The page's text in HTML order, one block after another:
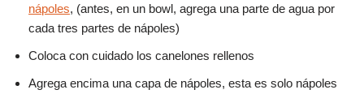
nápoles, (antes, en un bowl, agrega una parte de agua por
cada tres partes de nápoles)
Coloca con cuidado los canelones rellenos
Agrega encima una capa de nápoles, esta es solo nápoles